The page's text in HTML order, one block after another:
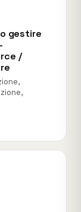
gestire
/